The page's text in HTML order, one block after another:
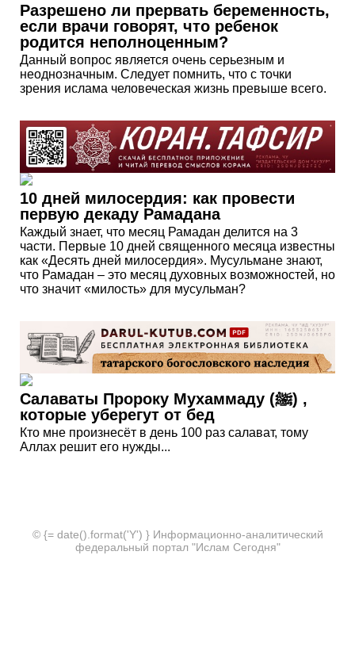
Разрешено ли прервать беременность,
если врачи говорят, что ребенок
родится неполноценным?
Данный вопрос является очень серьезным и
неоднозначным. Следует помнить, что с точки
зрения ислама человеческая жизнь превыше всего.
10 дней милосердия: как провести
первую декаду Рамадана
Каждый знает, что месяц Рамадан делится на 3
части. Первые 10 дней священного месяца известны
как «Десять дней милосердия». Мусульмане знают,
что Рамадан – это месяц духовных возможностей, но
что значит «милость» для мусульман?
Салаваты Пророку Мухаммаду (ﷺ) ,
которые уберегут от бед
Кто мне произнесёт в день 100 раз салават, тому
Аллах решит его нужды...
© {= date().format('Y') } Информационно-аналитический
федеральный портал "Ислам Сегодня"